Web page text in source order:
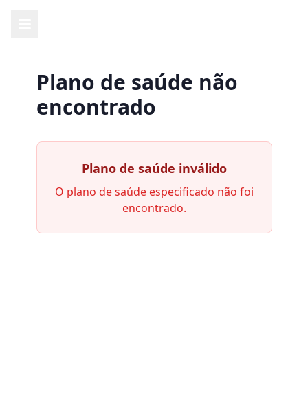
Plano de saúde não
encontrado
Plano de saúde inválido
O plano de saúde especificado não foi
encontrado.